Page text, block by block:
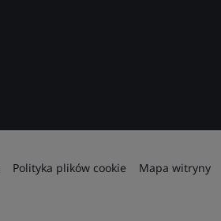
Polityka plików cookie Mapa witryny